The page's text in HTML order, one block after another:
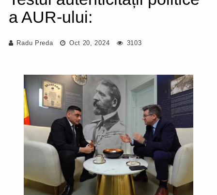
a AUR-ului:
Radu Preda Oct 20, 2024 3103